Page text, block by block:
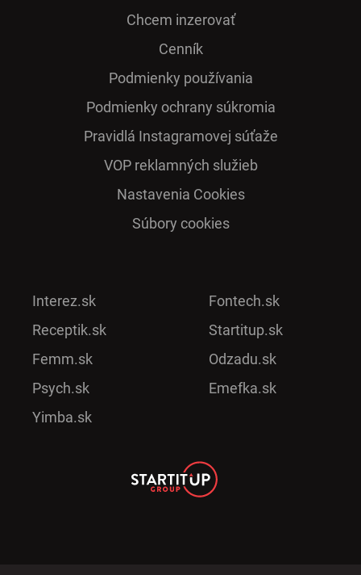
Chcem inzerovať
Cenník
Podmienky používania
Podmienky ochrany súkromia
Pra­vidlá Ins­ta­gra­mo­vej sú­ťaže
VOP reklamných služieb
Nastavenia Cookies
Súbory cookies
Interez.sk
Receptik.sk
Femm.sk
Psych.sk
Yimba.sk
Fontech.sk
Startitup.sk
Odzadu.sk
Emefka.sk